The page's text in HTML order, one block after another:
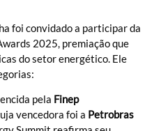
foi convidado a participar da
2025, premiação que
do setor energético. Ele
pela Finep
vencedora foi a Petrobras